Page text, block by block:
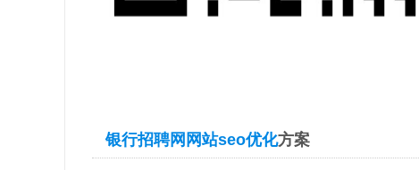
银行招聘网网站seo优化方案